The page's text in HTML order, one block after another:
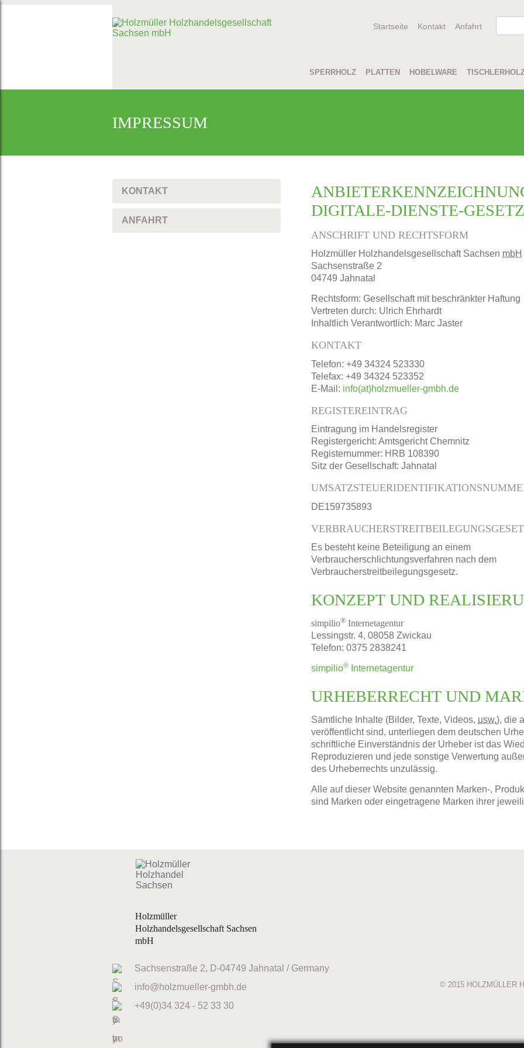
Startseite Kontakt Anfahrt
SPERRHOLZ PLATTEN HOBELWARE
IMPRESSUM
IGITALE-DIENSTE-GESETZ
ANSCHRIFT UND RECHTSFORM
Holzmüller Holzhandelsgesellschaft Sachsen mbH
Sachsenstraße 2
04749 Jahnatal
Rechtsform: Gesellschaft mit beschränkter Haftung
Vertreten durch: Ulrich Ehrhardt
Inhaltlich Verantwortlich: Marc Jaster
KONTAKT
Telefon: +49 34324 523330
Telefax: +49 34324 523352
E-Mail: info(at)holzmueller-gmbh.de
REGISTEREINTRAG
Eintragung im Handelsregister
Registergericht: Amtsgericht Chemnitz
Registernummer: HRB 108390
Sitz der Gesellschaft: Jahnatal
DE159735893
Es besteht keine Beteiligung an einem
Verbraucherschlichtungsverfahren nach dem
Verbraucherstreitbeilegungsgesetz.
KONZEPT UND
simpilio® Internetagentur
Lessingstr. 4, 08058 Zwickau
Telefon: 0375 2838241
simpilio® Internetagentur
URHEBERRECHT UND
Sämtliche Inhalte (Bilder, Texte, Videos, usw.), die
veröffentlicht sind, unterliegen dem deutschen
schriftliche Einverständnis der Urheber ist das
Reproduzieren und jede sonstige Verwertung
des Urheberrechts unzulässig.
Alle auf dieser Website genannten Marken-,
sind Marken oder eingetragene Marken ihrer
KONTAKT
ANFAHRT
Holzmüller
Holzhandelsgesellschaft Sachsen
mbH
Sachsenstraße 2, D-04749 Jahnatal / Germany
info@holzmueller-gmbh.de
+49(0)34 324 - 52 33 30
© 2015 HOLZMÜLLER